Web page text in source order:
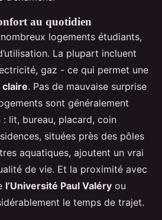
au quotidien
logements étudiants,
La plupart incluent
gaz - ce qui permet une
. Pas de mauvaise surprise
sont généralement
: lit, bureau, placard, coin
situées près des pôles
aquatiques, ajoutent un vrai
de vie. Et la proximité avec
l’Université Paul Valéry ou
le temps de trajet.